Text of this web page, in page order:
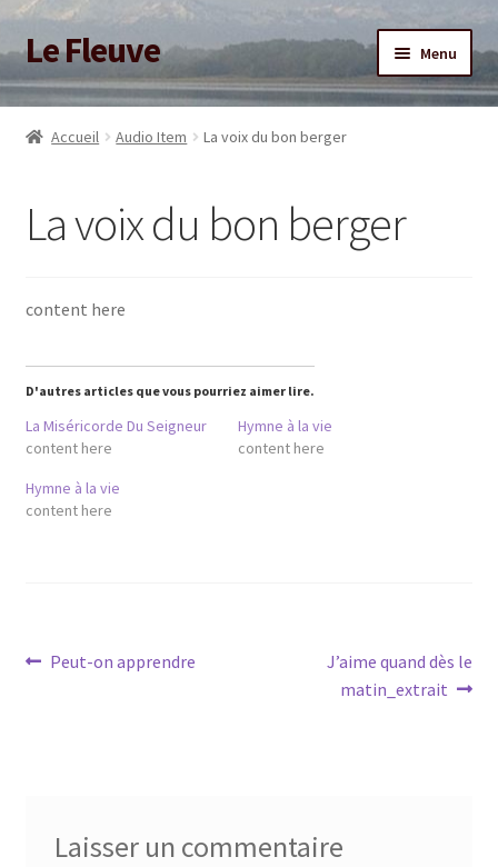
Aller
à
la
navigation
Aller
au
contenu
Le Fleuve Menu
Accueil
Ouvrir
Boutique
Accueil Audio Item La voix du bon berger
La voix du bon berger
content here
D'autres articles que vous pourriez aimer lire.
La Miséricorde Du Seigneur
content here
Hymne à la vie
content here
Hymne à la vie
content here
Navigation
Article
Peut-on apprendre
Article
suivant :
J’aime quand dès le
matin_extrait
Laisser un commentaire